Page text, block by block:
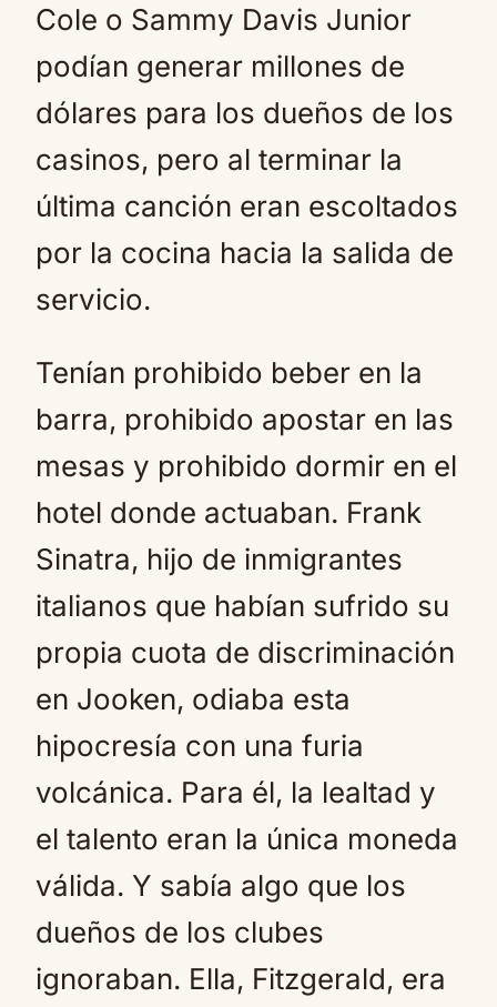
Cole o Sammy Davis Junior
podían generar millones de
dólares para los dueños de los
casinos, pero al terminar la
última canción eran escoltados
por la cocina hacia la salida de
servicio.
Tenían prohibido beber en la
barra, prohibido apostar en las
mesas y prohibido dormir en el
hotel donde actuaban. Frank
Sinatra, hijo de inmigrantes
italianos que habían sufrido su
propia cuota de discriminación
en Jooken, odiaba esta
hipocresía con una furia
volcánica. Para él, la lealtad y
el talento eran la única moneda
válida. Y sabía algo que los
dueños de los clubes
ignoraban. Ella, Fitzgerald, era